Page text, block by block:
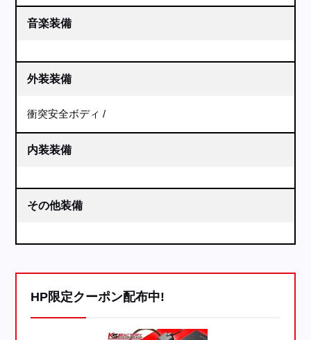
音楽装備
外装装備
衝突安全ボディ
内装装備
その他装備
HP限定クーポン配布中!